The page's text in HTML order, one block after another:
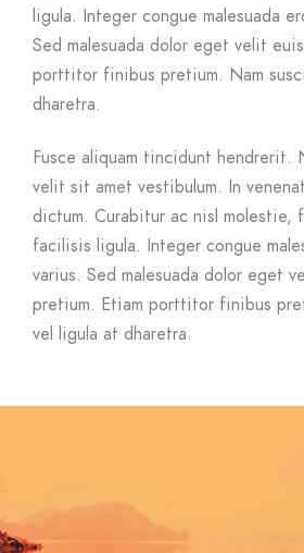
ligula. Integer congue malesuada
Sed malesuada dolor eget velit
porttitor finibus pretium. Nam
dharetra.
Fusce aliquam tincidunt hendrerit.
velit sit amet vestibulum. In
dictum. Curabitur ac nisl molestie,
facilisis ligula. Integer congue
varius. Sed malesuada dolor eget
pretium. Etiam porttitor finibus
vel ligula at dharetra.